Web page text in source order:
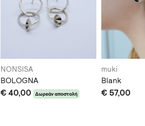
NONSISA
BOLOGNA
€ 40,00 Δωρεάν αποστολή
muki
Blank
€ 57,00